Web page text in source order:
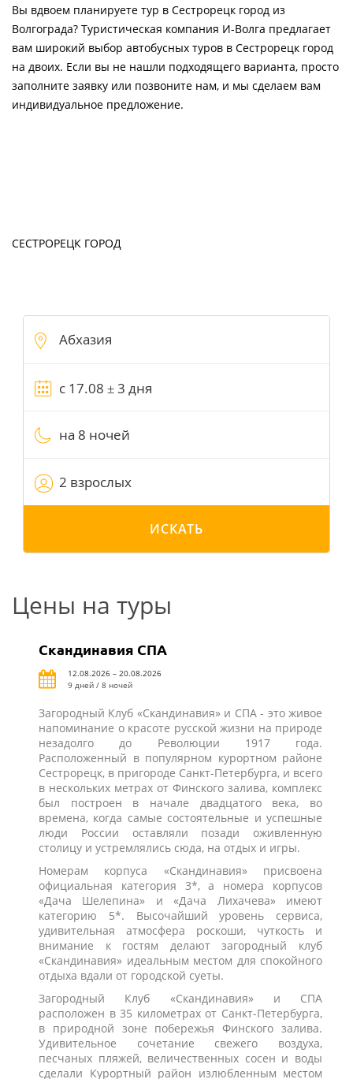
Вы вдвоем планируете тур в Сестрорецк город из
Волгограда? Туристическая компания И-Волга предлагает
вам широкий выбор автобусных туров в Сестрорецк город
на двоих. Если вы не нашли подходящего варианта, просто
заполните заявку или позвоните нам, и мы сделаем вам
индивидуальное предложение.
СЕСТРОРЕЦК ГОРОД
на 8 ночей
2 взрослых
ИСКАТЬ
Цены на туры
Скандинавия СПА
12.08.2026 – 20.08.2026
9 дней / 8 ночей
Загородный Клуб «Скандинавия» и СПА - это живое
напоминание о красоте русской жизни на природе
незадолго до Революции 1917 года.
Расположенный в популярном курортном районе
Сестрорецк, в пригороде Санкт-Петербурга, и всего
в нескольких метрах от Финского залива, комплекс
был построен в начале двадцатого века, во
времена, когда самые состоятельные и успешные
люди России оставляли позади оживленную
столицу и устремлялись сюда, на отдых и игры.
Номерам корпуса «Скандинавия» присвоена
официальная категория 3*, а номера корпусов
«Дача Шелепина» и «Дача Лихачева» имеют
категорию 5*. Высочайший уровень сервиса,
удивительная атмосфера роскоши, чуткость и
внимание к гостям делают загородный клуб
«Скандинавия» идеальным местом для спокойного
отдыха вдали от городской суеты.
Загородный Клуб «Скандинавия» и СПА
расположен в 35 километрах от Санкт-Петербурга,
в природной зоне побережья Финского залива.
Удивительное сочетание свежего воздуха,
песчаных пляжей, величественных сосен и воды
сделали Курортный район излюбленным местом